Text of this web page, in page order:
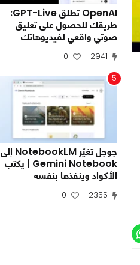
OpenAI تطلق GPT-Live:
طريقك للحصول على تعليق
صوتي واقعي لفيديوهاتك
2941
0
5
جوجل تغيّر NotebookLM إلى
Gemini Notebook | يكتب
الأكواد وينفذها بنفسه
2355
0